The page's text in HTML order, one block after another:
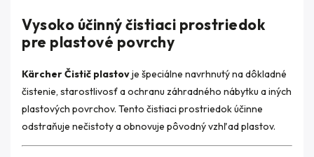
Vysoko účinný čistiaci prostriedok
pre plastové povrchy
Kärcher Čistič plastovje špeciálne navrhnutý na dôkladné
čistenie, starostlivosť a ochranu záhradného nábytku a iných
plastových povrchov. Tento čistiaci prostriedok účinne
odstraňuje nečistoty a obnovuje pôvodný vzhľad plastov.